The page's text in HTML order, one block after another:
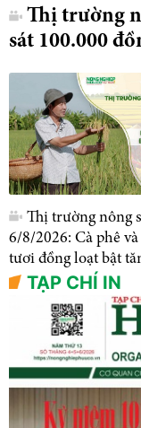
Thị trường
sát 100.000
Thị trường nông
6/8/2026: Cà phê
tươi đồng loạt bật
TẠP CHÍ IN